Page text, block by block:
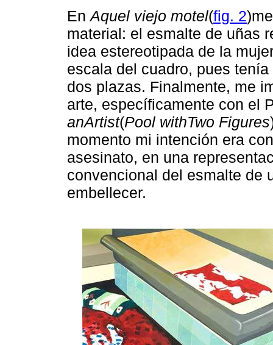
EnAquel viejo motel(fig. 2
material: el esmalte de uñas
idea estereotipada de la
escala del cuadro, pues
dos plazas. Finalmente, me
arte, específicamente con el
anArtist(Pool withTwo Figures
momento mi intención era
asesinato, en una
convencional del esmalte de
embellecer.